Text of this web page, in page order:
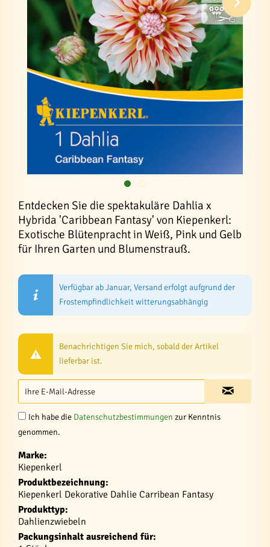
Entdecken Sie die spektakuläre Dahlia x
Hybrida 'Caribbean Fantasy' von Kiepenkerl:
Exotische Blütenpracht in Weiß, Pink und Gelb
für Ihren Garten und Blumenstrauß.
Verfügbar ab Januar, Versand erfolgt aufgrund der
Frostempfindlichkeit witterungsabhängig
Benachrichtigen Sie mich, sobald der Artikel
lieferbar ist.
Ich habe die Datenschutzbestimmungen zur Kenntnis
genommen.
Marke:
Kiepenkerl
Produktbezeichnung:
Kiepenkerl Dekorative Dahlie Carribean Fantasy
Produkttyp:
Dahlienzwiebeln
Packungsinhalt ausreichend für: